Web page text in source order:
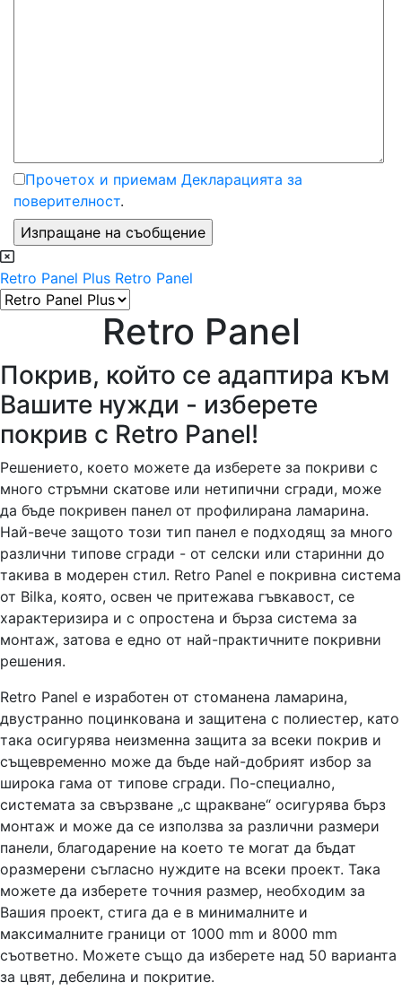
Прочетох и приемам Декларацията за
поверителност.
Retro Panel Plus Retro Panel
Retro Panel
Покрив, който се адаптира към
Вашите нужди - изберете
покрив с Retro Panel!
Решението, което можете да изберете за покриви с
много стръмни скатове или нетипични сгради, може
да бъде покривен панел от профилирана ламарина.
Най-вече защото този тип панел е подходящ за много
различни типове сгради - от селски или старинни до
такива в модерен стил. Retro Panel е покривна система
от Bilka, която, освен че притежава гъвкавост, се
характеризира и с опростена и бърза система за
монтаж, затова е едно от най-практичните покривни
решения.
Retro Panel е изработен от стоманена ламарина,
двустранно поцинкована и защитена с полиестер, като
така осигурява неизменна защита за всеки покрив и
същевременно може да бъде най-добрият избор за
широка гама от типове сгради. По-специално,
системата за свързване „с щракване“ осигурява бърз
монтаж и може да се използва за различни размери
панели, благодарение на което те могат да бъдат
оразмерени съгласно нуждите на всеки проект. Така
можете да изберете точния размер, необходим за
Вашия проект, стига да е в минималните и
максималните граници от 1000 mm и 8000 mm
съответно. Можете също да изберете над 50 варианта
за цвят, дебелина и покритие.